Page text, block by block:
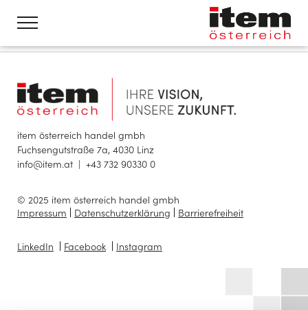
item österreich handel gmbh
Fuchsengutstraße 7a, 4030 Linz
info@item.at | +43 732 90330 0
© 2025 item österreich handel gmbh
Impressum
Datenschutzerklärung Barrierefreiheit
LinkedIn Facebook Instagram